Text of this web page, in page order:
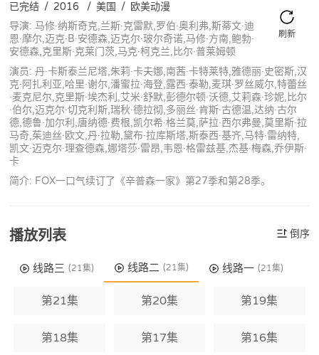
刷新
已完结 / 2016 / 美国 / 欧美动漫
导演: 马修·纳斯奇克,兰斯·克雷默,罗伯·奥利弗,斯蒂文·迪
恩·摩尔,迈克·B·安德森,迈克尔·玻尔奇诺,马修·方南,鲍勃·
安德森,克里斯·克莱门茨,马克·柯克兰,比尔·普莱姆顿
演员: 丹·卡斯泰兰尼塔,朱莉·卡夫娜,南茜·卡特莱特,雅德丽·史密斯,汉
克·阿扎利亚,哈里·谢尔,潘蜜拉·海登,露西·泰勒,麦琪·罗丝威尔,特蕾丝
·麦克尼尔,克里斯·埃杰利,艾米·舒默,彭德尔顿·沃德,艾莉森·珍妮,比尔
·伯尔,迈克尔·切克利斯,瑞秋·德拉彻,多丽丝·肯斯·古德温,达纳·古尔
德,德鲁·加尔利,唐纳德·费根,凯尔希·格兰莫,萨拉·西尔弗曼,莫里斯·拉
马奇,茱迪丝·欧文,丹·拉勒,黛布·拉库斯塔,斯泰西·基齐,马特·雷纳特,
凯文·迈克尔·理查德森,娜塔莎·雷昂,韦恩·格雷兹基,杰基·梅森,乔伊斯·
卡
简介: FOX一口气续订了《辛普森一家》第27季和第28季。
播放列表 倒序
线路三 (21集) 线路二 (21集) 线路一 (21集)
第21集 第20集 第19集
第18集 第17集 第16集